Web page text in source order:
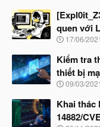
à
y
b
ắ
đ
ầ
u
quen với
N
à
b
ắ
đ
ầ
u
17/06/2021
Kiểm tra
thiết bị
N
à
b
09/03/2021
Khai thác
14882/